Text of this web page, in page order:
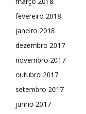
fevereiro 2018
janeiro 2018
dezembro 2017
novembro 2017
outubro 2017
setembro 2017
junho 2017